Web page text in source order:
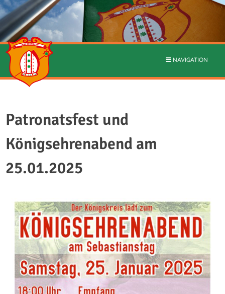
NAVIGATION
Patronatsfest und
Königsehrenabend am
25.01.2025